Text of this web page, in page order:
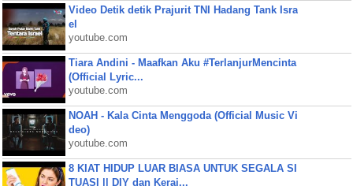
Video Detik detik Prajurit TNI Hadang Tank Isra
el
youtube.com
Tiara Andini - Maafkan Aku #TerlanjurMencinta
(Official Lyric...
youtube.com
NOAH - Kala Cinta Menggoda (Official Music Vi
deo)
youtube.com
8 KIAT HIDUP LUAR BIASA UNTUK SEGALA SI
TUASI || DIY dan Keraj...